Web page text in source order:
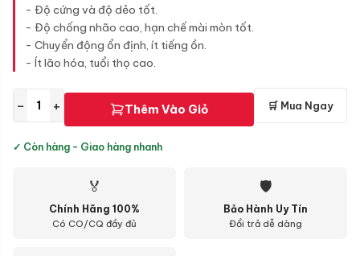
- Độ cứng và độ dẻo tốt.
- Độ chống nhão cao, hạn chế mài mòn tốt.
- Chuyển động ổn định, ít tiếng ồn.
- Ít lão hóa, tuổi thọ cao.
− + Thêm Vào Giỏ 🛒 Mua Ngay
✓ Còn hàng - Giao hàng nhanh
🏅
Chính Hãng 100%
Có CO/CQ đầy đủ
🛡
Bảo Hành Uy Tín
Đổi trả dễ dàng